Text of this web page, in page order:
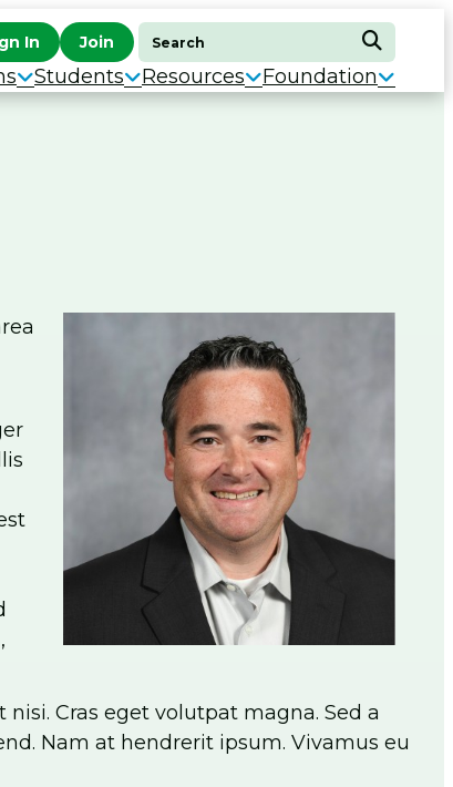
In Join
Search
for:
Search
Students Resources Foundation
Cras eget volutpat magna. Sed a
Nam at hendrerit ipsum. Vivamus eu